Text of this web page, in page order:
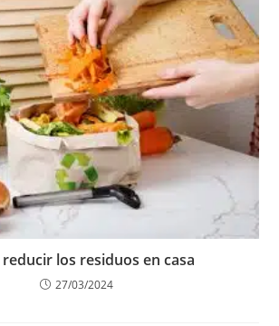
los residuos en casa
27/03/2024